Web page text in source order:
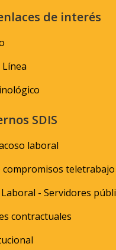
de interés
SDIS
laboral
compromisos teletrabajo
- Servidores
contractuales